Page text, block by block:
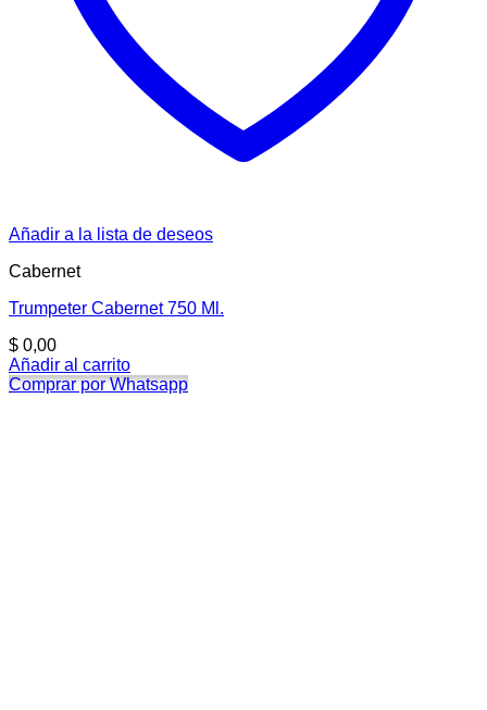
Añadir a la lista de deseos
Cabernet
Trumpeter Cabernet 750 Ml.
$ 0,00
Añadir al carrito
Comprar por Whatsapp